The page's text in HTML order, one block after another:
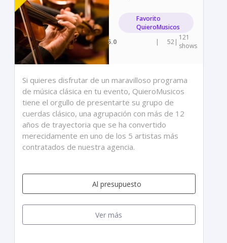
Favorito
QuieroMusicos
5.0
| 52| 121
shows
Si quieres disfrutar de un maravilloso programa
de música clásica en tu evento, QuieroMusicos
tiene el orgullo de presentarte su grupo de
cuerdas clásico, una agrupación con más de 12
años de trayectoria que se ha convertido
merecidamente en uno de los 5 artistas más
contratados de nuestra agencia.
Al presupuesto
Ver más